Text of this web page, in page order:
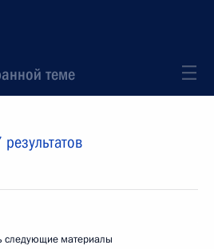
теме
результатов
следующие материалы